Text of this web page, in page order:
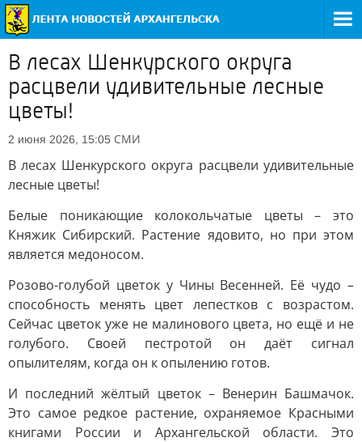
В лесах Шенкурского округа
расцвели удивительные лесные
цветы!
2 июня 2026, 15:05 СМИ
В лесах Шенкурского округа расцвели удивительные
лесные цветы!
Белые поникающие колокольчатые цветы – это
Княжик Сибирский. Растение ядовито, но при этом
является медоносом.
Розово-голубой цветок у Чины Весенней. Её чудо –
способность менять цвет лепестков с возрастом.
Сейчас цветок уже не малинового цвета, но ещё и не
голубого. Своей пестротой он даёт сигнал
опылителям, когда он к опылению готов.
И последний жёлтый цветок – Венерин Башмачок.
Это самое редкое растение, охраняемое Красными
книгами России и Архангельской области. Это